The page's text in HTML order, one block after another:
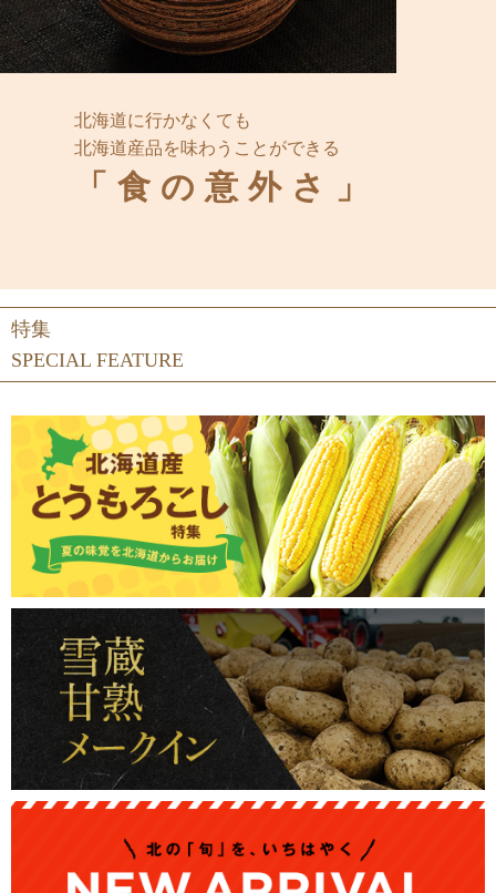
北海道に行かなくても
北海道産品を味わうことができる
「食の意外さ」
SPECIAL FEATURE
特集